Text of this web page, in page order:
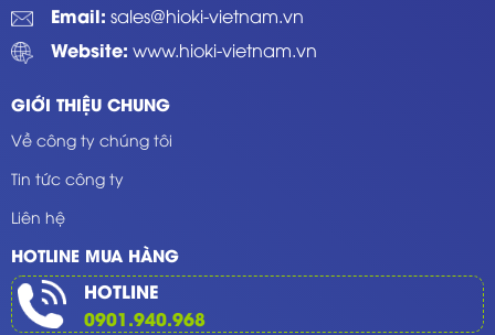
Email: sales@hioki-vietnam.vn
Website: www.hioki-vietnam.vn
GIỚI THIỆU CHUNG
Về công ty chúng tôi
Tin tức công ty
Liên hệ
HOTLINE MUA HÀNG
HOTLINE
0901.940.968